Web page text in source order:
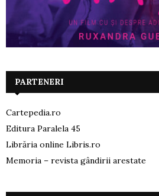
PARTENERI
Cartepedia.ro
Editura Paralela 45
Librăria online Libris.ro
Memoria – revista gândirii arestate